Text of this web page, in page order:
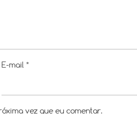
E-mail *
vez que eu comentar.